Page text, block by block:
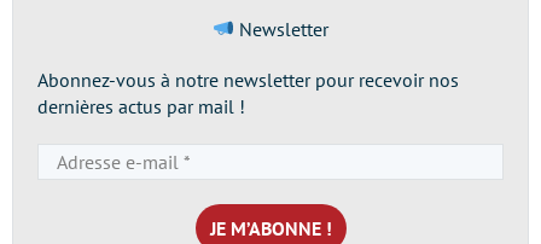
Newsletter
Abonnez-vous à notre newsletter pour recevoir nos
dernières actus par mail !
e-
mail
*